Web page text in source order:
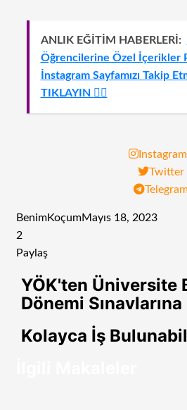
ANLIK EĞİTİM HABERLERİ:
Öğrencilerine Özel İçerikler
İnstagram Sayfamızı Takip
TIKLAYIN 👈🏻
Instagram
Twitter
BenimKoçumMayıs 18, 2023
2
Paylaş
Posta
ile
YÖK'ten Üniversite
Dönemi
Kolayca İş